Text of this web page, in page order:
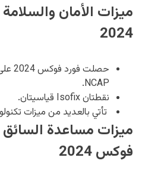
ميزات الأمان
2024
NCAP.
نقطتان Isofix قياسيتان.
تأتي بالعديد من ميزات
ميزات مساعدة السائق
فوكس 2024